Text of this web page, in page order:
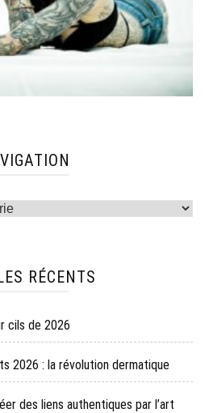
RÉCENTS
cils de 2026
2026 : la révolution dermatique
des liens authentiques par l’art